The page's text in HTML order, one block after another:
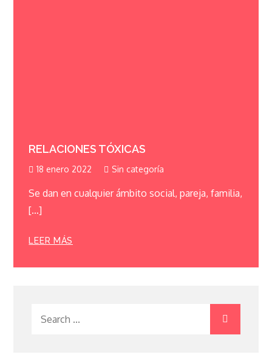
RELACIONES TÓXICAS
18 enero 2022 Sin categoría
Se dan en cualquier ámbito social, pareja, familia,
[…]
LEER MÁS